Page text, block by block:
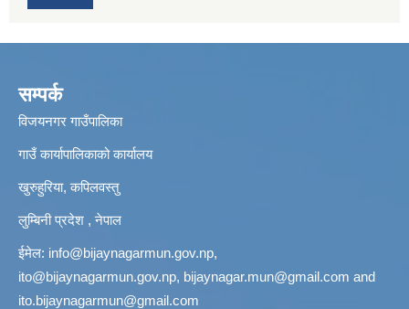
सम्पर्क
विजयनगर गाउँपालिका
गाउँ कार्यापालिकाको कार्यालय
खुरुहुरिया, कपिलवस्तु
लुम्बिनी प्रदेश , नेपाल
ईमेल: info@bijaynagarmun.gov.np,
ito@bijaynagarmun.gov.np, bijaynagar.mun@gmail.com and
ito.bijaynagarmun@gmail.com